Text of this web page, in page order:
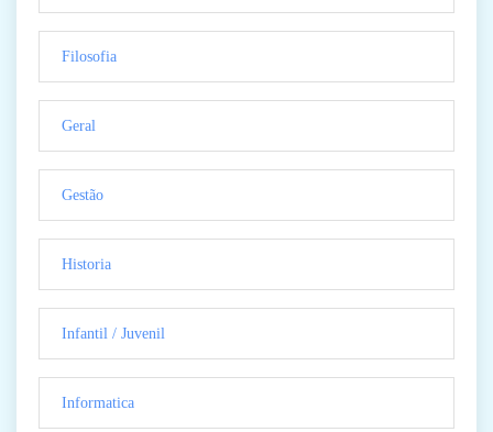
Filosofia
Geral
Gestão
Historia
Infantil / Juvenil
Informatica